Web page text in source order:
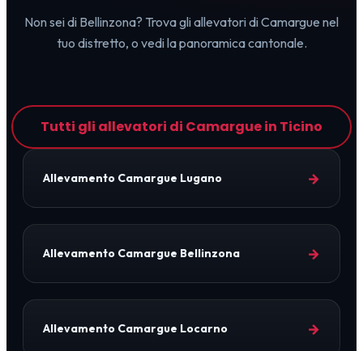
Non sei di Bellinzona? Trova gli allevatori di Camargue nel
tuo distretto, o vedi la panoramica cantonale.
Tutti gli allevatori di Camargue in Ticino
Allevamento Camargue Lugano →
Allevamento Camargue Bellinzona →
Allevamento Camargue Locarno →